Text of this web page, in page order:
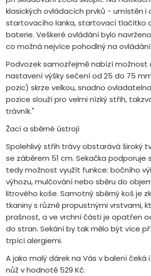
klasických ovládacích prvků - umístěn i
startovacího lanka, startovací tlačítko
baterie. Veškeré ovládání bylo
co možná nejvíce pohodlný na ovládání.
Podvozek samozřejmě nabízí možnost
nastavení výšky sečení od 25 do 75
pozic) skrze velkou, snadno
pozice slouží pro velmi nízký střih,
trávník."
Žací a sběrné ústrojí
Spolehlivý střih trávy obstarává široký
se záběrem 51 cm. Sekačka podporuje
tedy možnost využít funkce: bočního
výhozu, mulčování nebo sběru do
litrového koše. Samotný sběrný koš je
tkaniny s různě propustnými vrstvami,
prašnost, a ve vrchní části je opatřen
do stran. Sekání by tak mělo být více
trpící alergiemi.
A jako malý dárek na Vás v balení čeká
nůž v hodnotě 529 Kč.